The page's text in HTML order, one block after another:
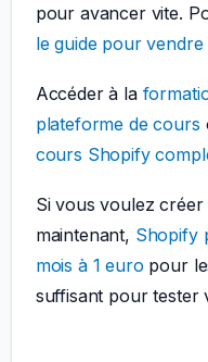
pour avancer vite.
le guide pour
Accéder à la
plateforme de cours
cours Shopify
Si vous voulez
maintenant, Shopify
mois à 1 euro pour
suffisant pour tester